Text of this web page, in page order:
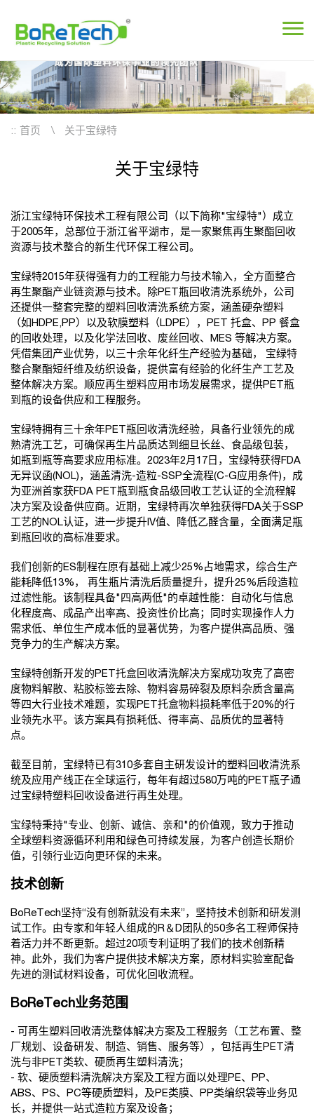
:: 首页 关于宝绿特
关于宝绿特
浙江宝绿特环保技术工程有限公司（以下简称"宝绿特"）成立
于2005年，总部位于浙江省平湖市，是一家聚焦再生聚酯回收
资源与技术整合的新生代环保工程公司。
宝绿特2015年获得强有力的工程能力与技术输入，全方面整合
再生聚酯产业链资源与技术。除PET瓶回收清洗系统外，公司
还提供一整套完整的塑料回收清洗系统方案，涵盖硬杂塑料
（如HDPE,PP）以及软膜塑料（LDPE），PET 托盒、PP 餐盒
的回收处理，以及化学法回收、废丝回收、MES 等解决方案。
凭借集团产业优势，以三十余年化纤生产经验为基础， 宝绿特
整合聚酯短纤维及纺织设备，提供富有经验的化纤生产工艺及
整体解决方案。顺应再生塑料应用市场发展需求，提供PET瓶
到瓶的设备供应和工程服务。
宝绿特拥有三十余年PET瓶回收清洗经验，具备行业领先的成
熟清洗工艺，可确保再生片品质达到细旦长丝、食品级包装，
如瓶到瓶等高要求应用标准。2023年2月17日，宝绿特获得FDA
无异议函(NOL)，涵盖清洗-造粒-SSP全流程(C-G应用条件)，成
为亚洲首家获FDA PET瓶到瓶食品级回收工艺认证的全流程解
决方案及设备供应商。近期，宝绿特再次单独获得FDA关于SSP
工艺的NOL认证，进一步提升IV值、降低乙醛含量，全面满足瓶
到瓶回收的高标准要求。
我们创新的ES制程在原有基础上减少25%占地需求，综合生产
能耗降低13%， 再生瓶片清洗后质量提升，提升25%后段造粒
过滤性能。该制程具备"四高两低"的卓越性能：自动化与信息
化程度高、成品产出率高、投资性价比高；同时实现操作人力
需求低、单位生产成本低的显著优势，为客户提供高品质、强
竞争力的生产解决方案。
宝绿特创新开发的PET托盒回收清洗解决方案成功攻克了高密
度物料解散、粘胶标签去除、物料容易碎裂及原料杂质含量高
等四大行业技术难题，实现PET托盒物料损耗率低于20%的行
业领先水平。该方案具有损耗低、得率高、品质优的显著特
点。
截至目前，宝绿特已有310多套自主研发设计的塑料回收清洗系
统及应用产线正在全球运行，每年有超过580万吨的PET瓶子通
过宝绿特塑料回收设备进行再生处理。
宝绿特秉持"专业、创新、诚信、亲和"的价值观，致力于推动
全球塑料资源循环利用和绿色可持续发展，为客户创造长期价
值，引领行业迈向更环保的未来。
技术创新
BoReTech坚持“没有创新就没有未来”，坚持技术创新和研发测
试工作。由专家和年轻人组成的R＆D团队的50多名工程师保持
着活力并不断更新。超过20项专利证明了我们的技术创新精
神。此外，我们为客户提供技术解决方案，原材料实验室配备
先进的测试材料设备，可优化回收流程。
BoReTech业务范围
- 可再生塑料回收清洗整体解决方案及工程服务（工艺布置、整
厂规划、设备研发、制造、销售、服务等），包括再生PET清
洗与非PET类软、硬质再生塑料清洗；
- 软、硬质塑料清洗解决方案及工程方面以处理PE、PP、
ABS、PS、PC等硬质塑料，及PE类膜、PP类编织袋等业务见
长，并提供一站式造粒方案及设备；